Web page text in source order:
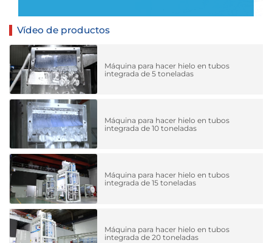
Vídeo de productos
Máquina para hacer hielo en tubos
integrada de 5 toneladas
Máquina para hacer hielo en tubos
integrada de 10 toneladas
Máquina para hacer hielo en tubos
integrada de 15 toneladas
Máquina para hacer hielo en tubos
integrada de 20 toneladas